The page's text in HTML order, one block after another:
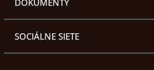
DOKUMENTY
SOCIÁLNE SIETE